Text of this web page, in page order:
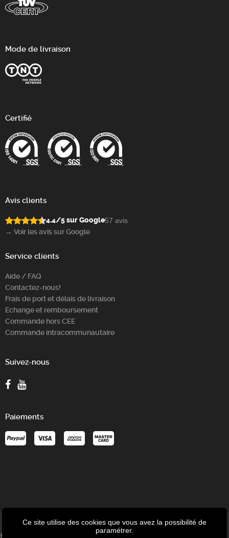
Mode de livraison
Certifié
Avis clients
4.4/5 sur Google57 avis
→ Voir les avis sur Google
Service clients
Aide / FAQ
Contactez-nous!
Frais de port et délais de livraison
Echange et remboursement
Commande hors CEE
Commande intracommunautaire
Suivez-nous
Paiements
© P-Tronic - Speed-up SRL - Avenue des Tilleuls 8/1C - 4802
Ce site utilise des cookies que vous avez la possibilité de
paramétrer.